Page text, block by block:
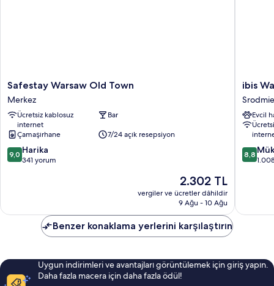
Safestay
Warsaw
Old
Town
Merkez
Safestay Warsaw Old Town
Merkez
Ücretsiz kablosuz
internet
Bar
Çamaşırhane
7/24 açık resepsiyon
10
üzerinden
9,0 Harika
341 yorum
Güncel
fiyat:
2.302 TL
2.302 TL
vergiler ve ücretler dâhildir
9 Ağu - 10 Ağu
ibis
Stare
Miasto
Old
Town
ibis
Evcil
10
8,8
Benzer konaklama yerlerini karşılaştırın
Uygun indirimleri ve avantajları görüntülemek için giriş yapın.
Daha fazla macera için daha fazla ödül!